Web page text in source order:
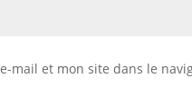
mail et mon site dans le